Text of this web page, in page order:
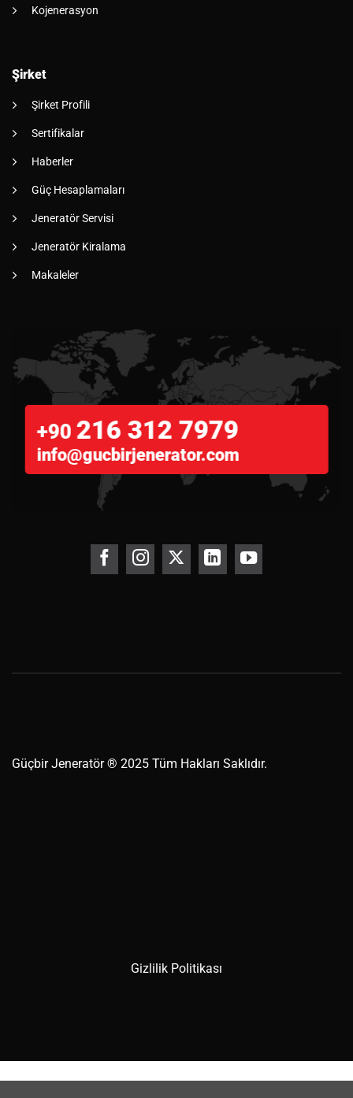
Kojenerasyon
Şirket
Şirket Profili
Sertifikalar
Haberler
Güç Hesaplamaları
Jeneratör Servisi
Jeneratör Kiralama
Makaleler
+90 216 312 7979
info@gucbirjenerator.com
GüçbirJeneratör® 2025 Tüm Hakları Saklıdır.
Gizlilik Politikası